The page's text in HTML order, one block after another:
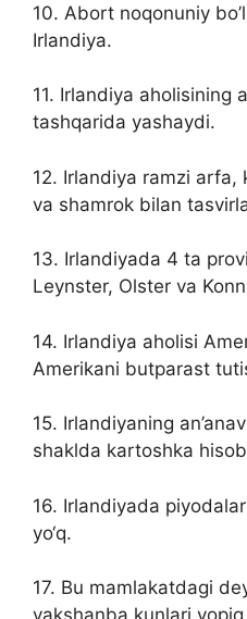
10. Abort noqonuniy
Irlandiya.
11. Irlandiya aholisining
tashqarida yashaydi.
12. Irlandiya ramzi arfa,
va shamrok bilan
13. Irlandiyada 4 ta
Leynster, Olster va
14. Irlandiya aholisi
Amerikani butparast
15. Irlandiyaning
shaklda kartoshka
16. Irlandiyada
yo‘q.
17. Bu mamlakatdagi